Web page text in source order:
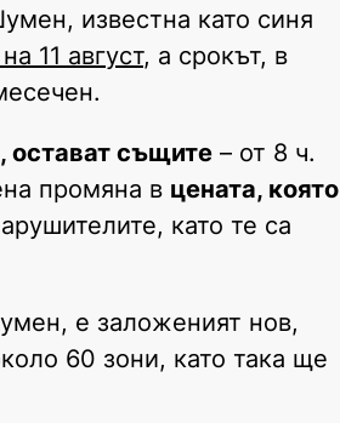
известна като синя
11 август, а срокът, в
остават същите – от 8 ч.
промяна в цената, която
като те са
е заложеният нов,
60 зони, като така ще